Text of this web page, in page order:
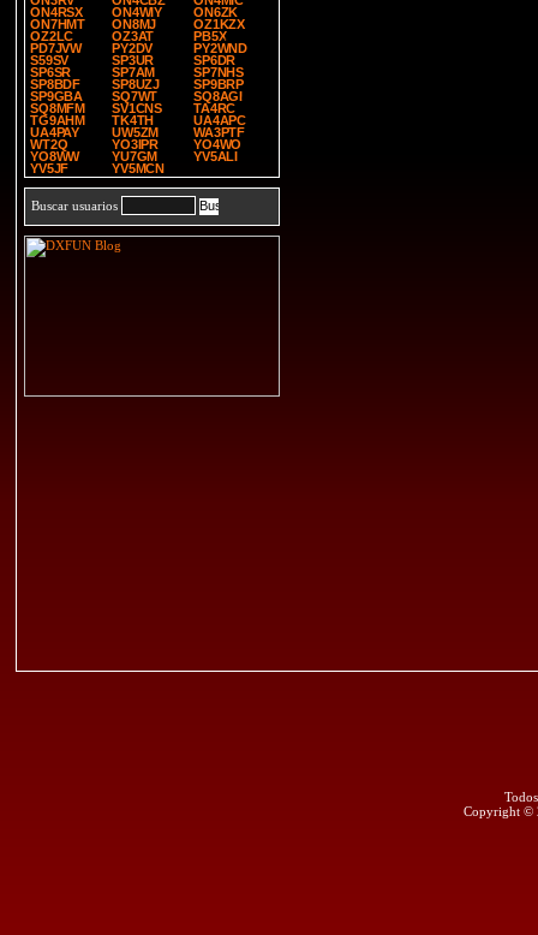
ON4RSX
ON4WIY
ON6ZK
ON7HMT
ON8MJ
OZ1KZX
OZ2LC
OZ3AT
PB5X
PD7JVW
PY2DV
PY2WND
S59SV
SP3UR
SP6DR
SP6SR
SP7AM
SP7NHS
SP8BDF
SP8UZJ
SP9BRP
SP9GBA
SQ7WT
SQ8AGI
SQ8MFM
SV1CNS
TA4RC
TG9AHM
TK4TH
UA4APC
UA4PAY
UW5ZM
WA3PTF
WT2Q
YO3IPR
YO4WO
YO8WW
YU7GM
YV5ALI
YV5JF
YV5MCN
Buscar usuarios
Copyright ©